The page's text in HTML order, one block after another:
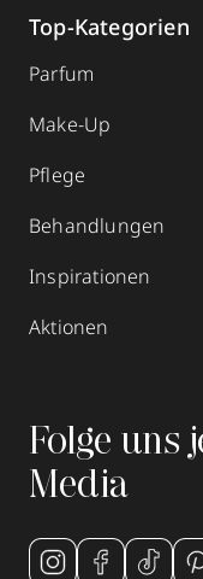
Top-Kategorien
Parfum
Make-Up
Pflege
Behandlungen
Inspirationen
Aktionen
Folge uns
Media